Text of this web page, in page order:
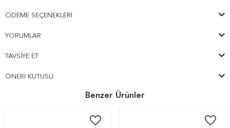
ÖDEME SEÇENEKLERI
YORUMLAR
TAVSIYE ET
ÖNERI KUTUSU
Benzer Ürünler